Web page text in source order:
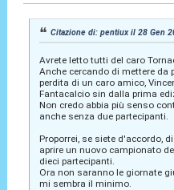
Citazione di: pentiux il 28 Gen
Avrete letto tutti del caro
Anche cercando di mettere da
perdita di un caro amico,
Fantacalcio sin dalla prima
Non credo abbia più senso
anche senza due partecipanti.
Proporrei, se siete d'accordo,
aprire un nuovo campionato
dieci partecipanti.
Ora non saranno le giornate
mi sembra il minimo.